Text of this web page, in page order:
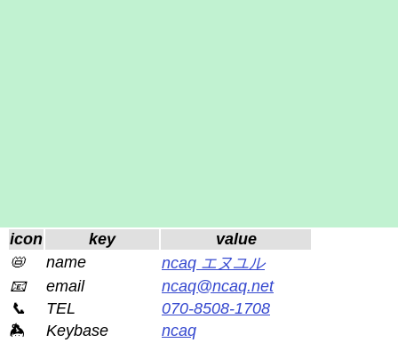
icon key
value
📛
name
ncaq エヌユル
📧
email
ncaq@ncaq.net
📞
TEL
070-8508-1708
Keybase
ncaq